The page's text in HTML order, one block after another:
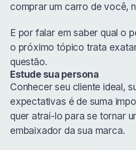
comprar um carro de você,
E por falar em saber qual o
o próximo tópico trata
questão.
Estude sua persona
Conhecer seu cliente ideal,
expectativas é de suma
quer atraí-lo para se tornar
embaixador da sua marca.